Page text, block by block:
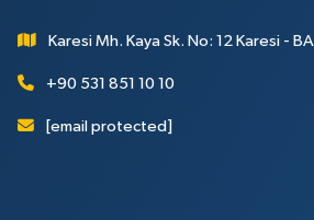
Karesi Mh. Kaya Sk. No: 12 Karesi -
+90 531 851 10 10
[email protected]